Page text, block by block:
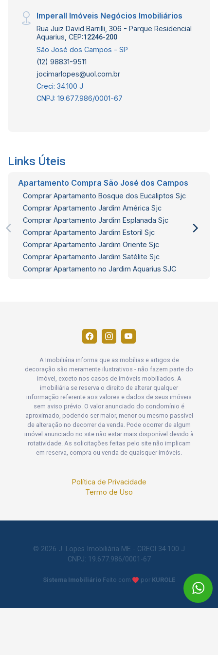
Imperall Imóveis Negócios Imobiliários
Rua Juiz David Barrilli, 306 - Parque Residencial
Aquarius, CEP:12246-200
São José dos Campos - SP
(12) 98831-9511
jocimarlopes@uol.com.br
Creci: 34.100 J
CNPJ: 19.677.986/0001-67
Links Úteis
Apartamento Compra São José dos Campos
Comprar Apartamento Bosque dos Eucaliptos Sjc
Comprar Apartamento Jardim América Sjc
Comprar Apartamento Jardim Esplanada Sjc
Comprar Apartamento Jardim Estoril Sjc
Comprar Apartamento Jardim Oriente Sjc
Comprar Apartamento Jardim Satélite Sjc
Comprar Apartamento no Jardim Aquarius SJC
A Imobiliária informa que as mobílias e artigos de
decoração são meramente ilustrativos - não fazem parte do
imóvel, exceto nos casos de imóveis mobiliados. A
imobiliária se reserva o direito de alterar qualquer
informação referente aos valores e dados de seus imóveis
sem aviso prévio. O valor anunciado do condomínio é
aproximado, podendo ser maior, menor ou mesmo passível
de alteração no decorrer da venda. Pode ocorrer de algum
imóvel anunciado no site não estar mais disponível devido à
rotatividade. As solicitações feitas pelo site não implicam
em reserva, compra ou venda de quaisquer imóveis.
Política de Privacidade
Termo de Uso
© 2026 J. Lopes Imobiliária ME - CRECI 34.100 J
CNPJ: 19.677.986/0001-67
Sistema Imobiliário Feito com por KUROLE